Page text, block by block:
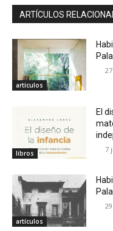
ARTÍCULOS
artículos
libros
El
7
artículos